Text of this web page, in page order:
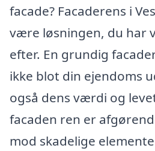
facade? Facaderens i
være løsningen, du har
efter. En grundig
ikke blot din ejendoms
også dens værdi og
facaden ren er
mod skadelige